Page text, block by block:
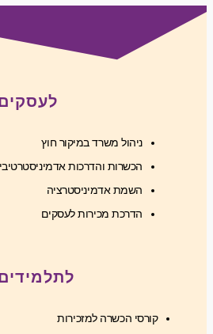
ניהול משרד במיקור חוץ
הכשרות והדרכות
השמת אדמיניסטרציה
הדרכת מכירות לעסקים
קורסי הכשרה למזכירות